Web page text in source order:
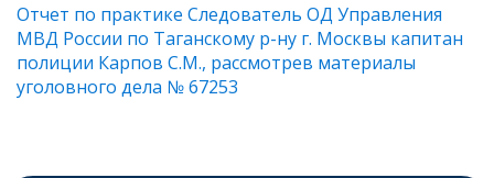
Отчет по практике Следователь ОД Управления
МВД России по Таганскому р-ну г. Москвы капитан
полиции Карпов С.М., рассмотрев материалы
уголовного дела № 67253